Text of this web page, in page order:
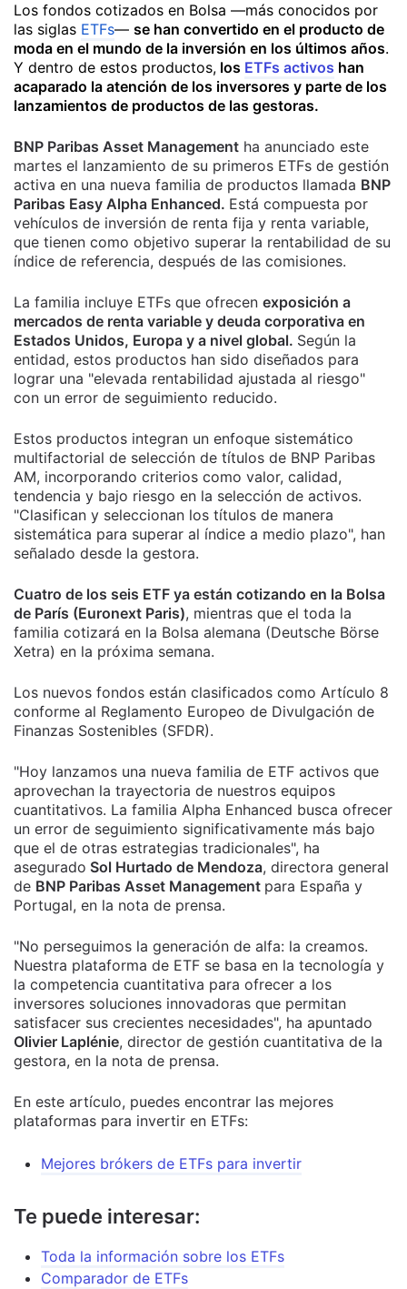
Los fondos cotizados en Bolsa —más conocidos por
las siglas ETFs— se han convertido en el producto de
moda en el mundo de la inversión en los últimos años.
Y dentro de estos productos, los ETFs activos han
acaparado la atención de los inversores y parte de los
lanzamientos de productos de las gestoras.
BNP Paribas Asset Management ha anunciado este
martes el lanzamiento de su primeros ETFs de gestión
activa en una nueva familia de productos llamada BNP
Paribas Easy Alpha Enhanced. Está compuesta por
vehículos de inversión de renta fija y renta variable,
que tienen como objetivo superar la rentabilidad de su
índice de referencia, después de las comisiones.
La familia incluye ETFs que ofrecen exposición a
mercados de renta variable y deuda corporativa en
Estados Unidos, Europa y a nivel global. Según la
entidad, estos productos han sido diseñados para
lograr una "elevada rentabilidad ajustada al riesgo"
con un error de seguimiento reducido.
Estos productos integran un enfoque sistemático
multifactorial de selección de títulos de BNP Paribas
AM, incorporando criterios como valor, calidad,
tendencia y bajo riesgo en la selección de activos.
"Clasifican y seleccionan los títulos de manera
sistemática para superar al índice a medio plazo", han
señalado desde la gestora.
Cuatro de los seis ETF ya están cotizando en la Bolsa
de París (Euronext Paris), mientras que el toda la
familia cotizará en la Bolsa alemana (Deutsche Börse
Xetra) en la próxima semana.
Los nuevos fondos están clasificados como Artículo 8
conforme al Reglamento Europeo de Divulgación de
Finanzas Sostenibles (SFDR).
"Hoy lanzamos una nueva familia de ETF activos que
aprovechan la trayectoria de nuestros equipos
cuantitativos. La familia Alpha Enhanced busca ofrecer
un error de seguimiento significativamente más bajo
que el de otras estrategias tradicionales", ha
asegurado Sol Hurtado de Mendoza, directora general
de BNP Paribas Asset Management para España y
Portugal, en la nota de prensa.
"No perseguimos la generación de alfa: la creamos.
Nuestra plataforma de ETF se basa en la tecnología y
la competencia cuantitativa para ofrecer a los
inversores soluciones innovadoras que permitan
satisfacer sus crecientes necesidades", ha apuntado
Olivier Laplénie, director de gestión cuantitativa de la
gestora, en la nota de prensa.
En este artículo, puedes encontrar las mejores
plataformas para invertir en ETFs:
Mejores brókers de ETFs para invertir
Te puede interesar:
Toda la información sobre los ETFs
Comparador de ETFs